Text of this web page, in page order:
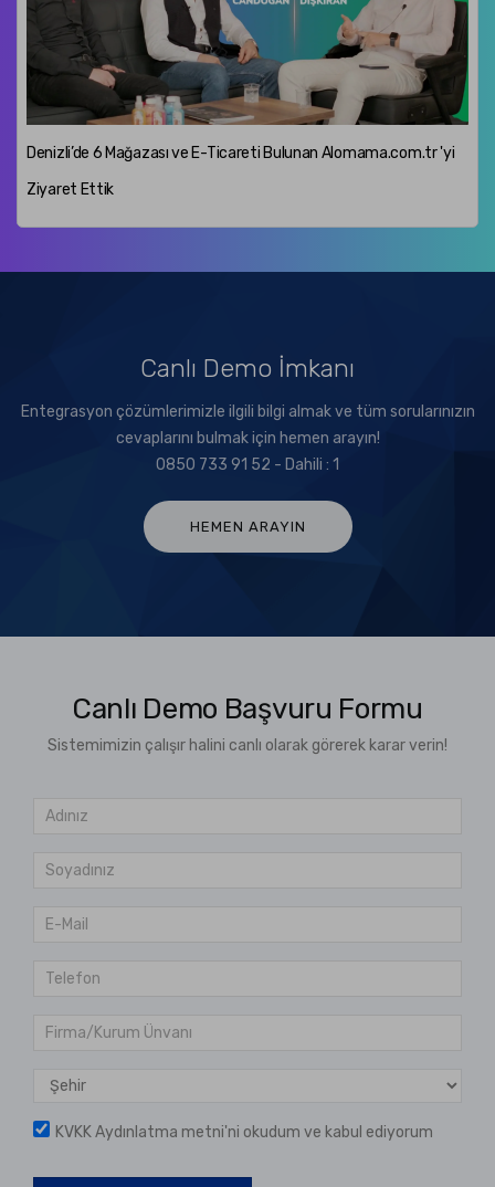
Denizli’de 6 Mağazası ve E-Ticareti Bulunan Alomama.com.tr 'yi
Ziyaret Ettik
Canlı Demo İmkanı
Entegrasyon çözümlerimizle ilgili bilgi almak ve tüm sorularınızın
cevaplarını bulmak için hemen arayın!
0850 733 91 52 - Dahili : 1
HEMEN ARAYIN
Canlı Demo Başvuru Formu
Sistemimizin çalışır halini canlı olarak görerek karar verin!
KVKK Aydınlatma metni'ni okudum ve kabul ediyorum